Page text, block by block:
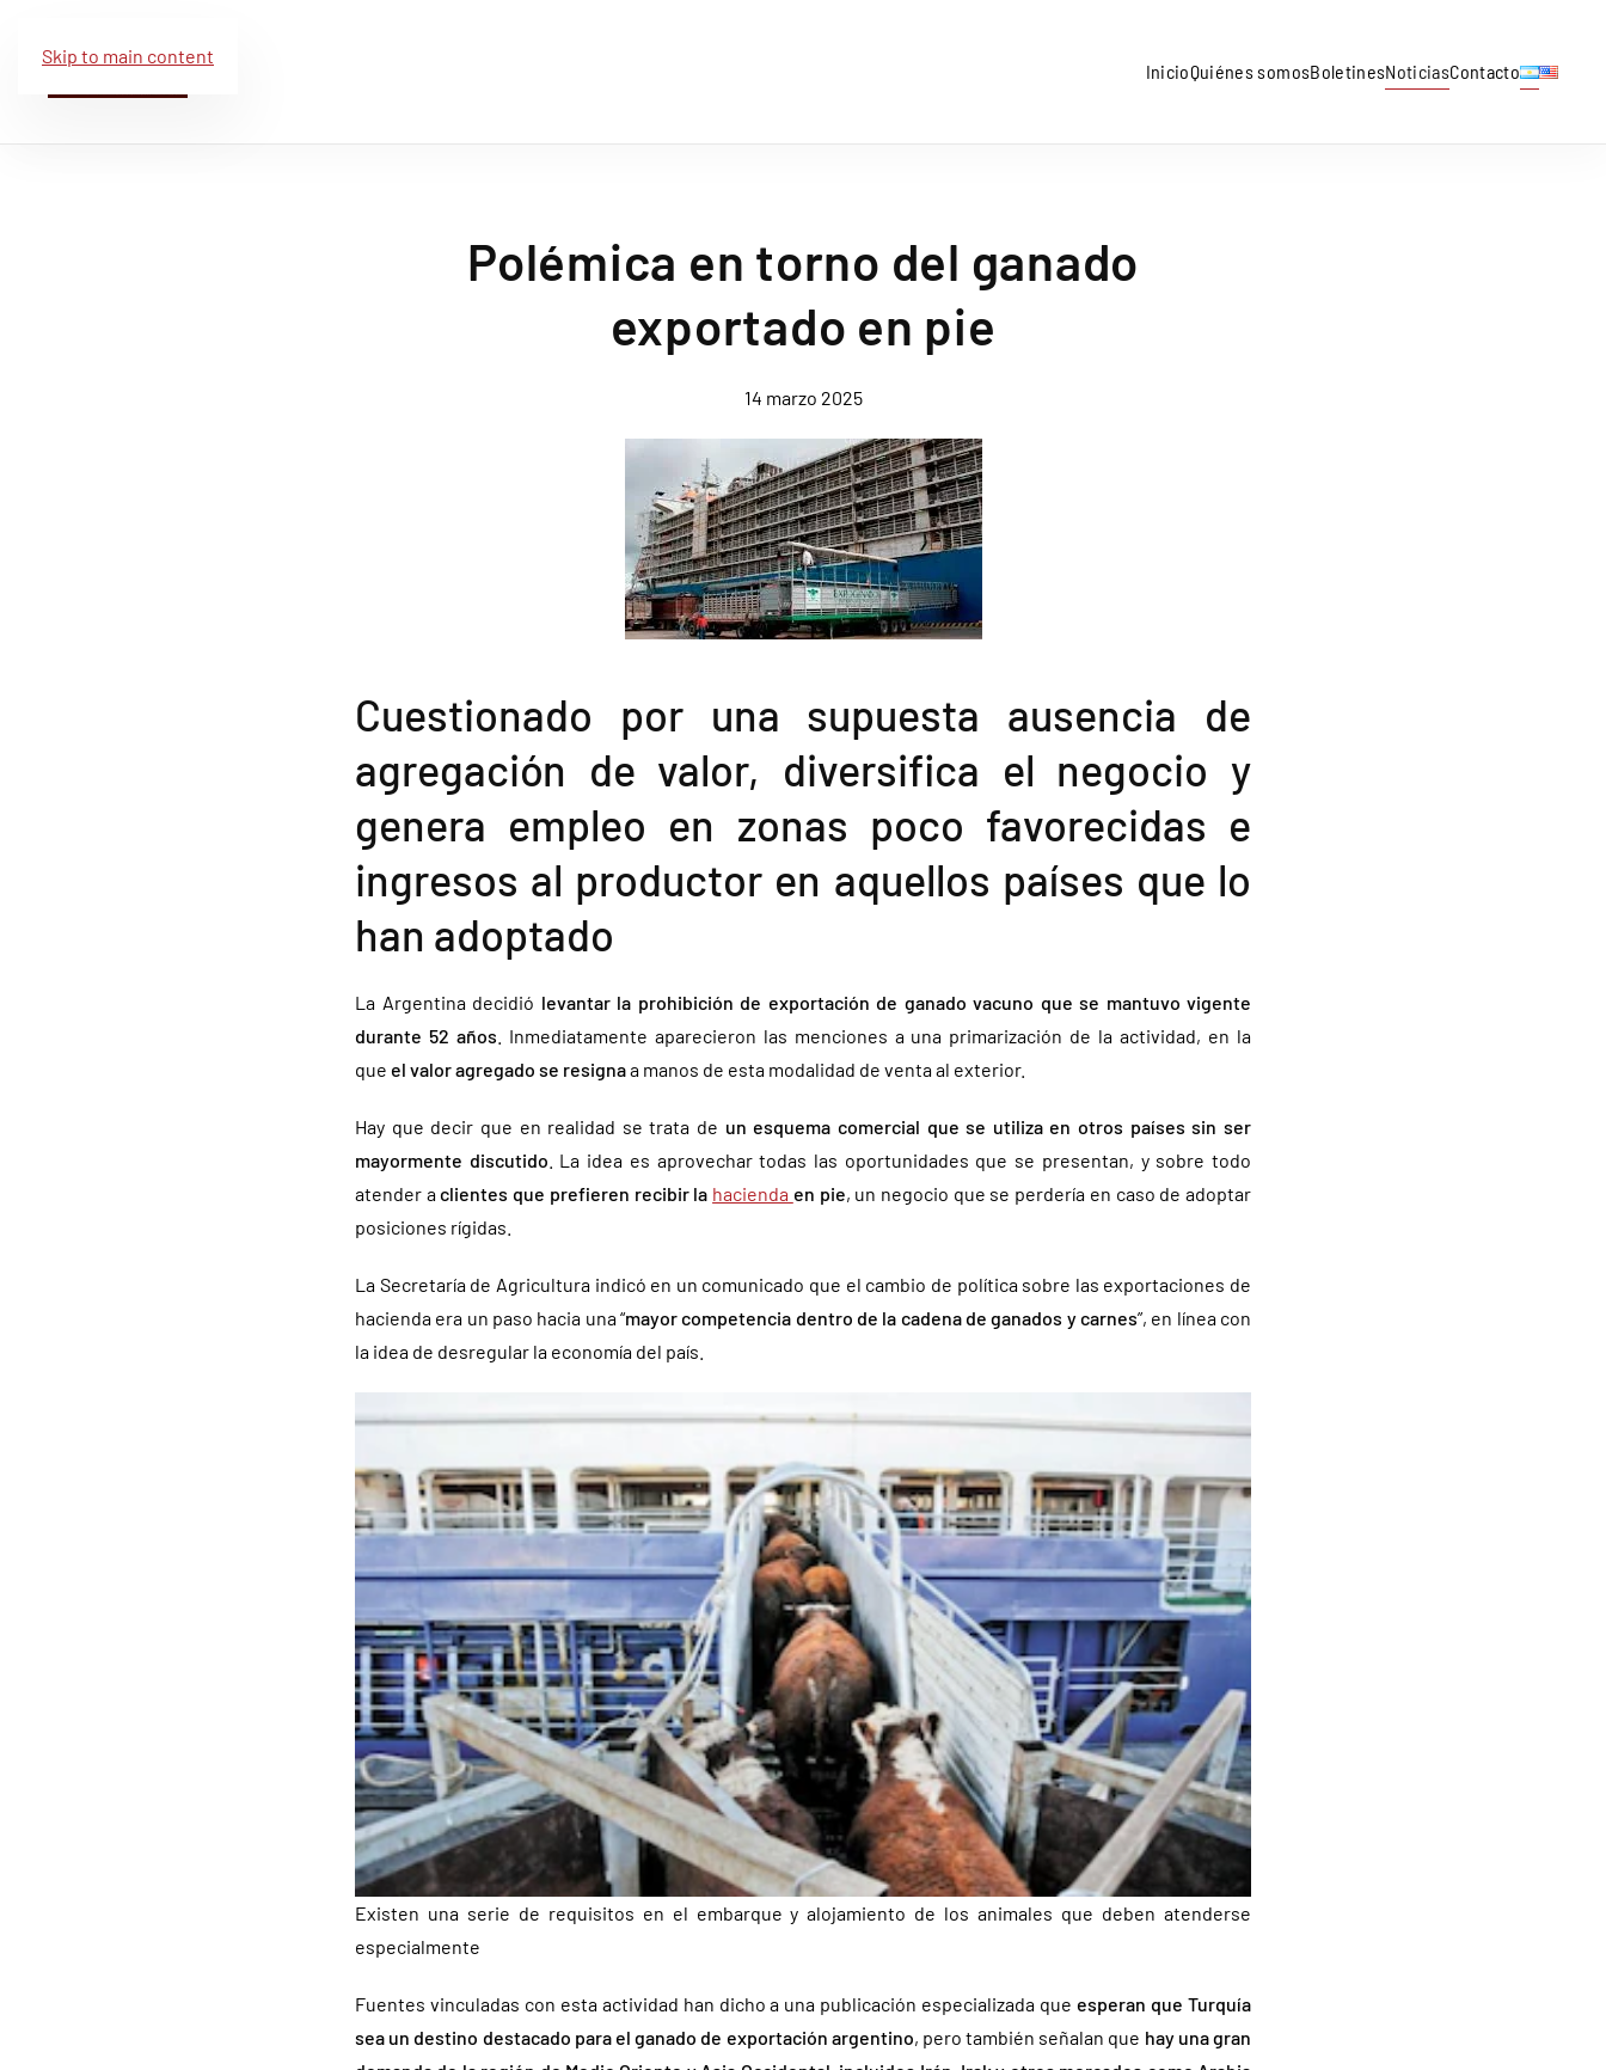
Skip to main content
InicioQuiénes somosBoletinesNoticiasContacto
Polémica en torno del ganado
exportado en pie
14 marzo 2025
Cuestionado por una supuesta ausencia de
agregación de valor, diversifica el negocio y
genera empleo en zonas poco favorecidas e
ingresos al productor en aquellos países que lo
han adoptado
La Argentina decidió levantar la prohibición de exportación de ganado vacuno que se mantuvo vigente
durante 52 años . Inmediatamente aparecieron las menciones a una primarización de la actividad, en la
que el valor agregado se resignaa manos de esta modalidad de venta al exterior.
Hay que decir que en realidad se trata de un esquema comercial que se utiliza en otros países sin ser
mayormente discutido . La idea es aprovechar todas las oportunidades que se presentan, y sobre todo
atender aclientes que prefieren recibir la hacienda en pie, un negocio que se perdería en caso de adoptar
posiciones rígidas.
La Secretaría de Agricultura indicó en un comunicado que el cambio de política sobre las exportaciones de
hacienda era un paso hacia una “mayor competencia dentro de la cadena de ganados y carnes”, en línea con
la idea de desregular la economía del país.
Existen una serie de requisitos en el embarque y alojamiento de los animales que deben atenderse
especialmente
Fuentes vinculadas con esta actividad han dicho a una publicación especializada que esperan que Turquía
sea un destino destacado para el ganado de exportación argentino, pero también señalan que hay una gran